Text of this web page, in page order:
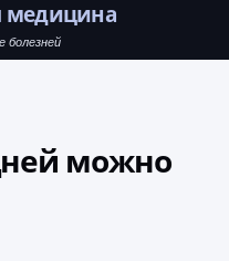
медицина
болезней
можно